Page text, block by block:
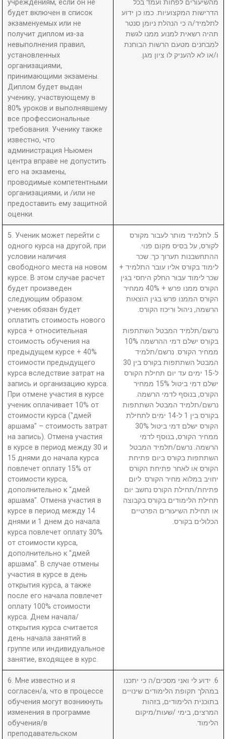
учреждениям, если он не
будет включен в список
экзаменуемых или не
получит диплом из-за
невыполнения правил,
установленных
организациями,
принимающими экзамены.
Диплом будет выдан
ученику, участвующему в
80% уроков и выполнявшему
все профессиональные
требования. Ученику также
известно, что
администрация Ньюмен
центра вправе не допустить
его на экзамены,
проводимые компетентными
организациями, и /или не
предоставить ему защитной
оценки.
מהשיעורים לפחות ועמד בכל
הדרישות המקצועיות. כמו כן ידוע
לתלמיד/ה כי הנהלת ניומן סנטר
תהיה רשאית למנוע ממנו לגשת
למבחנים מטעם הרשות הבוחנת
ו/או לא להעניק לו ציון מגן.
5. Ученик может перейти с
одного курса на другой, при
условии наличия
свободного места на новом
курсе. В этом случае расчет
будет произведен
следующим образом:
ученик обязан будет
оплатить стоимость нового
курса + относительная
стоимость обучения на
предыдущем курсе + 40%
стоимости предыдущего
курса вследствие затрат на
запись и организацию курса.
При отмене участия в курсе
ученик оплачивает 10% от
стоимости курса ("дмей
аршама" – стоимость затрат
на запись). Отмена участия
в курсе в период между 30 и
15 днями до начала курса
повлечет оплату 15% от
стоимости курса,
дополнительно к "дмей
аршама". Отмена участия в
курсе в период между 14
днями и 1 днем до начала
курса повлечет оплату 30%
от стоимости курса,
дополнительно к "дмей
аршама". В случае отмены
участия в курсе в день
открытия курса, а также
после его начала повлечет
оплату 100% стоимости
курса. Днем начала/
открытия курса считается
день начала занятий в
группе или индивидуальное
занятие, входящее в курс.
5. לתלמיד מותר לעבור מקורס
לקורס, על בסיס מקום פנוי.
ההתחשבנות תערוך כך: שכר
לימוד בקורס אליו עובר התלמיד +
שכר לימוד עבור החלק היחסי בגין
הקורס ממנו פרש + 40% ממחיר
הקורס הממנו פרש בגין הוצאות
הרשמה, ניהול וריכוז הקורס.
נרשם/תלמיד המבטל השתתפות
בקורס ישלם דמי ההרשמה 10%
ממחיר הקורס. נרשם/תלמיד
המבטל השתתפות בקורס בין 30
ל-15 ימים עד יום תחילת הקורס
ישלם דמי ביטול 15% ממחיר
הקורס, בנוסף לדמי הרשמה.
נרשם/תלמיד המבטל השתתפות
בקורס בין 1 ל-14 ימים לתחילת
הקורס ישלם דמי ביטול 30%
ממחיר הקורס, בנוסף לדמי
הרשמה. נרשם/תלמיד המבטל
השתתפות בקורס ביום פתיחת
הקורס או לאחר פתיחת הקורס
יחויב במלוא מחיר הקורס. ליום
פתיחת/תחילת הקורס נחשב יום
תחילת הלימודים בקורס בקבוצה
או תחילת השיעורים הפרטיים
הכלולים בקורס.
6. Мне известно и я
согласен/а, что в процессе
обучения могут возникнуть
изменения в программе
обучения/в
преподавательском
6. ידוע לי ואני מסכים/ה כי יתכנו
במהלך תקופת הלימודים שינויים
בתוכנית הלימודים, בזהות
המרצים, בימי /שעות/מיקום
הלימוד.